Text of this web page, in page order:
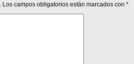
Los campos obligatorios están marcados con *